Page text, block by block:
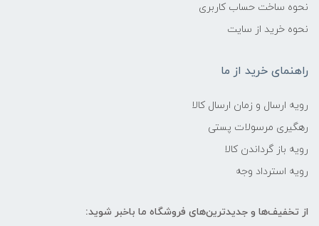
نحوه ساخت حساب کاربری
نحوه خرید از سایت
راهنمای خرید از ما
رویه ارسال و زمان ارسال کالا
رهگیری مرسولات پستی
رویه باز گرداندن کالا
رویه استرداد وجه
از تخفیف‌ها و جدیدترین‌های فروشگاه ما باخبر شوید: